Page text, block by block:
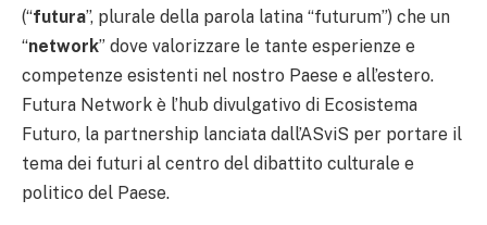
(“futura”, plurale della parola latina “futurum”) che un
“network” dove valorizzare le tante esperienze e
competenze esistenti nel nostro Paese e all’estero.
Futura Network è l’hub divulgativo di Ecosistema
Futuro, la partnership lanciata dall’ASviS per portare il
tema dei futuri al centro del dibattito culturale e
politico del Paese.